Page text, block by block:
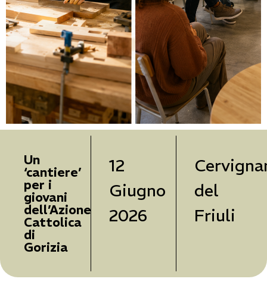
Un
‘cantiere’
per i
giovani
dell’Azione
Cattolica
di
Gorizia
12
Giugno
2026
del
Friuli